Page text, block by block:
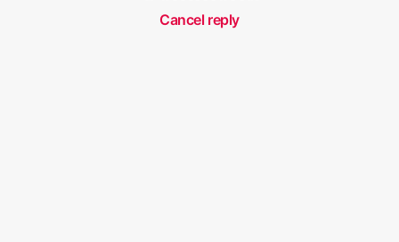
Cancel reply